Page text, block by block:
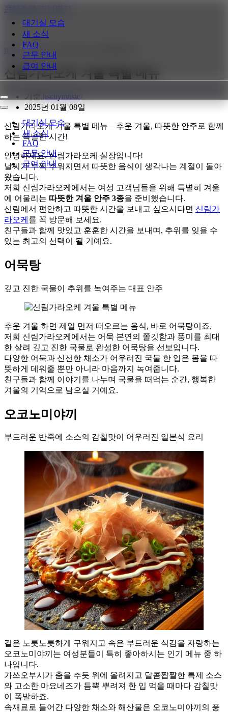
대기실 모습
새 소식
FAQ
근무 안내
급여 안내
내
비
이
션
뉴
내
게
이
메
뉴
대기실 모습
새 소식
FAQ
근무 안내
급여 안내
»새 소식 »신림가라오케 겨울 특별 메뉴
신림가라오케 겨울 특별 메뉴
기준
hscitymusic
2025년 01월 08일
신림가라오케 겨울 특별 메뉴 – 추운 겨울, 따뜻한 안주로 함께
하는 특별한 시간!
안녕하세요, 신림가라오케 실장입니다!
날씨가 부쩍 추워지면서 따뜻한 음식이 생각나는 계절이 돌아
왔습니다.
저희 신림가라오케에서는 여성 고객님들을 위해 특별히 겨울
에 어울리는 따뜻한 겨울 안주 3종을 준비했습니다.
신림에서 편안하고 따뜻한 시간을 보내고 싶으시다면 신림가
라오케 를 꼭 방문해 보세요.
친구들과 함께 맛있고 훈훈한 시간을 보내며, 추위를 잊을 수
있는 최고의 선택이 될 거예요.
어묵탕
깊고 진한 국물이 추위를 녹여주는 대표 안주
추운 겨울 하면 제일 먼저 떠오르는 음식, 바로 어묵탕이죠.
저희 신림가라오케에서는 어묵 본연의 쫄깃함과 풍미를 최대
한 살려 깊고 진한 국물로 완성한 어묵탕을 선보입니다.
다양한 어묵과 신선한 채소가 어우러진 국물 한 입은 몸을 따
뜻하게 데워줄 뿐만 아니라 마음까지 녹여줍니다.
친구들과 함께 이야기를 나누며 국물을 떠먹는 순간, 행복한
겨울의 기억으로 남으실 거예요.
오코노미야끼
부드러운 반죽에 소스의 감칠맛이 어우러진 일본식 요리
겉은 노릇노릇하게 구워지고 속은 부드러운 식감을 자랑하는
오코노미야끼는 여성분들이 특히 좋아하시는 인기 메뉴 중 하
나입니다.
가쓰오부시가 춤을 추듯 위에 올려지고 달콤짭짤한 특제 소스
와 고소한 마요네즈가 듬뿍 뿌려져 한 입 먹을 때마다 감칠맛
이 폭발하죠.
속재료로 들어간 다양한 채소와 해산물은 오코노미야끼의 풍